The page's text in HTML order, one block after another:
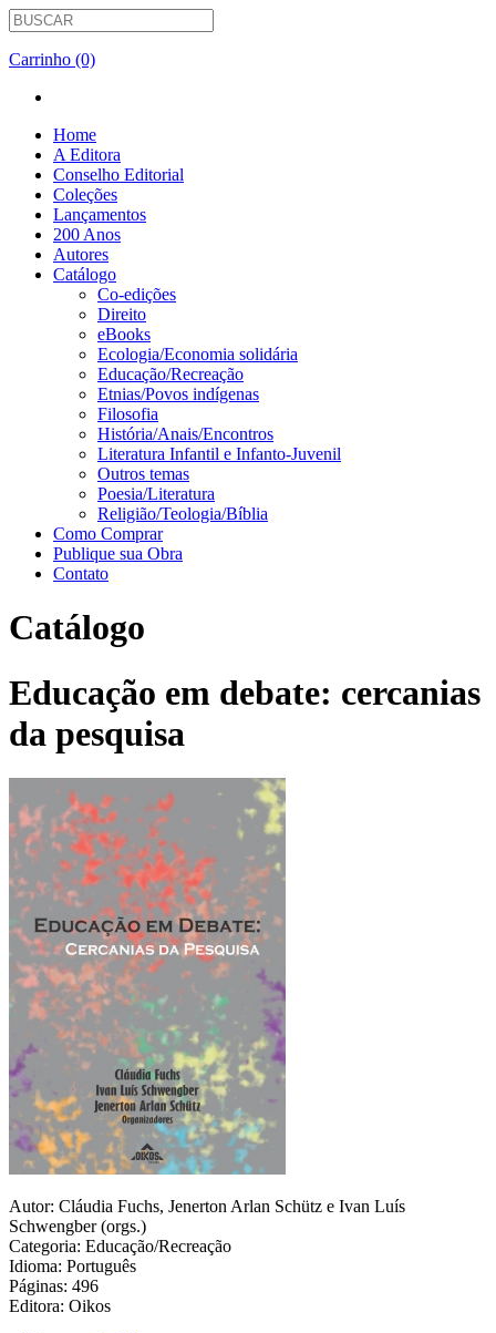
Carrinho (0)
Home
A Editora
Conselho Editorial
Coleções
Lançamentos
200 Anos
Autores
Catálogo
Co-edições
Direito
eBooks
Ecologia/Economia solidária
Educação/Recreação
Etnias/Povos indígenas
Filosofia
História/Anais/Encontros
Literatura Infantil e Infanto-Juvenil
Outros temas
Poesia/Literatura
Religião/Teologia/Bíblia
Como Comprar
Publique sua Obra
Contato
Catálogo
Educação em debate: cercanias
da pesquisa
Autor: Cláudia Fuchs, Jenerton Arlan Schütz e Ivan Luís
Schwengber (orgs.)
Categoria: Educação/Recreação
Idioma: Português
Páginas: 496
Editora: Oikos